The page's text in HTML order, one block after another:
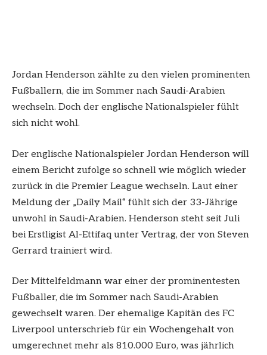
Jordan Henderson zählte zu den vielen prominenten
Fußballern, die im Sommer nach Saudi-Arabien
wechseln. Doch der englische Nationalspieler fühlt
sich nicht wohl.
Der englische Nationalspieler Jordan Henderson will
einem Bericht zufolge so schnell wie möglich wieder
zurück in die Premier League wechseln. Laut einer
Meldung der „Daily Mail“ fühlt sich der 33-Jährige
unwohl in Saudi-Arabien. Henderson steht seit Juli
bei Erstligist Al-Ettifaq unter Vertrag, der von Steven
Gerrard trainiert wird.
Der Mittelfeldmann war einer der prominentesten
Fußballer, die im Sommer nach Saudi-Arabien
gewechselt waren. Der ehemalige Kapitän des FC
Liverpool unterschrieb für ein Wochengehalt von
umgerechnet mehr als 810.000 Euro, was jährlich